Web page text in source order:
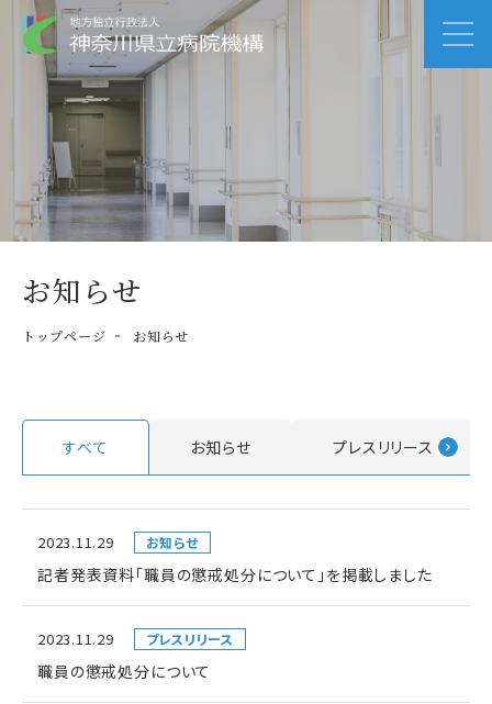
お知らせ
トップページ お知らせ
すべて お知らせ プレスリリース
2023.11.29 お知らせ
記者発表資料「職員の懲戒処分について」を掲載しました
2023.11.29 プレスリリース
職員の懲戒処分について